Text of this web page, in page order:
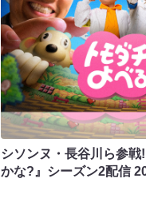
シソンヌ・長谷川ら参
かな?』シーズン2配信